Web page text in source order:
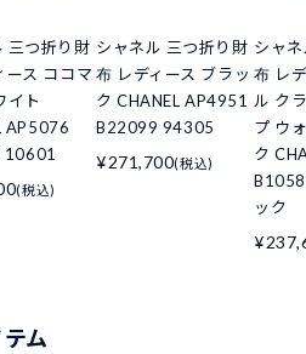
三つ折り財
ース ココマ
イト
AP5076
(税込)
シャネル 三つ折り財
布 レディース ブラッ
ク CHANEL AP4951
B22099 94305
¥271,700(税込)
シャ
布 レ
ル ク
プ ウ
ク
ック
ム